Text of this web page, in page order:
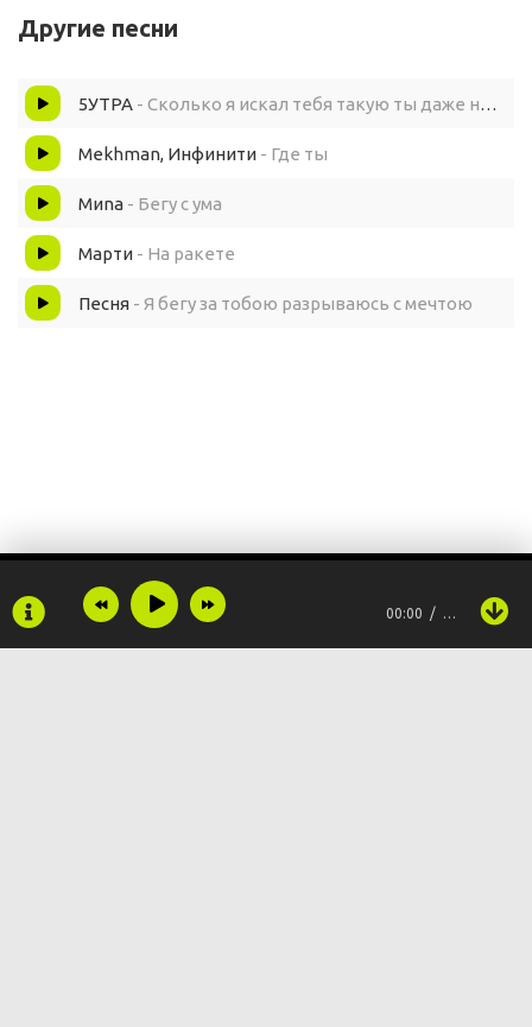
Другие песни
5УТРА - Сколько я искал тебя такую ты даже не представляешь
Mekhman, Инфинити - Где ты
Миna - Бегу с ума
Марти - На ракете
Песня - Я бегу за тобою разрываюсь с мечтою
00:00